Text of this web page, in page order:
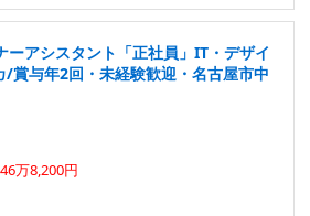
アシスタント「正社員」IT・デザイ
/賞与年2回・未経験歓迎・名古屋市中
万8,200円